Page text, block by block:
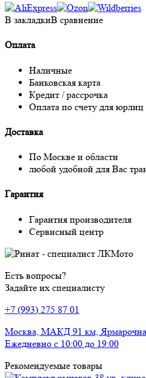
В закладкиВ сравнение
Оплата
Наличные
Банковская карта
Кредит / рассрочка
Оплата по счету для юрлиц
Доставка
По Москве и области
любой удобной для Вас
Гарантия
Гарантия производителя
Сервисный центр
Есть вопросы?
Задайте их специалисту
+7 (993) 275 87 01
Москва, МАКД 91 км,
Ежедневно с 10:00 до 19:00
Рекомендуемые товары